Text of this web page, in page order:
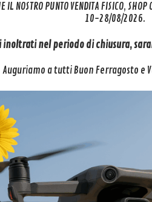
sicuro. Grazie a 4
Spotlight, Punto di interesse e
IL NOSTRO PUNTO VENDITA FISICO,
10-28/08/2026.
nel periodo di chiusura,
Auguriamo a tutti Buon Ferragosto e